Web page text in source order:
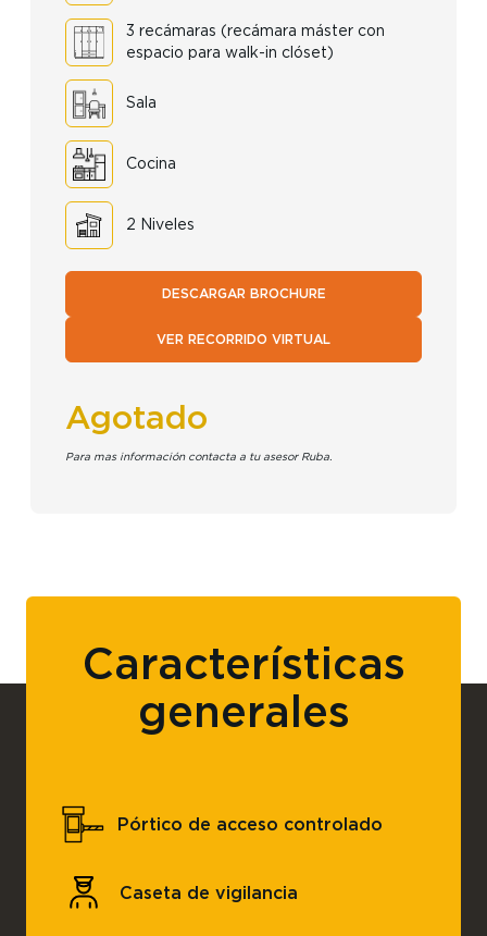
3 recámaras (recámara máster con
espacio para walk-in clóset)
Sala
Cocina
2 Niveles
DESCARGAR BROCHURE
VER RECORRIDO VIRTUAL
Agotado
Para mas información contacta a tu asesor Ruba.
Características
generales
Pórtico de acceso controlado
Caseta de vigilancia